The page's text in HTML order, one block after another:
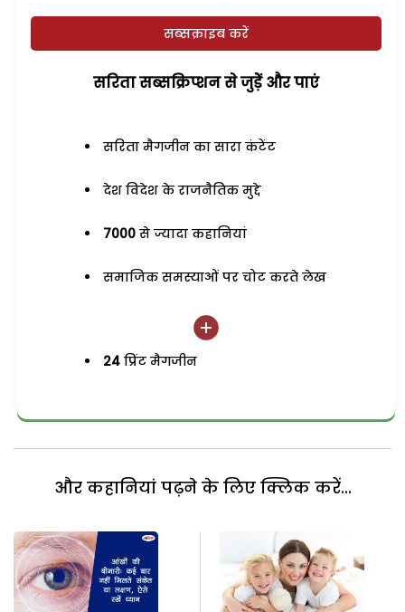
सब्सक्राइब करें
सरिता सब्सक्रिप्शन से जुड़ेें और पाएं
सरिता मैगजीन का सारा कंटेंट
देश विदेश के राजनैतिक मुद्दे
7000 से ज्यादा कहानियां
समाजिक समस्याओं पर चोट करते लेख
24 प्रिंट मैगजीन
और कहानियां पढ़ने के लिए क्लिक करें...